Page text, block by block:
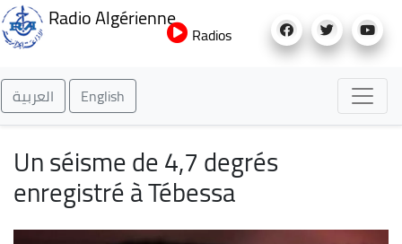
au
Radio Algérienne
Radios
العربية English
Un séisme de 4,7 degrés
enregistré à Tébessa